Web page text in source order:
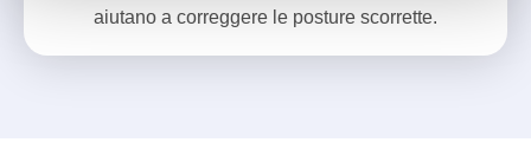
aiutano a correggere le posture scorrette.